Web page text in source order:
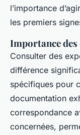
l’importance
les premiers
Importance
Consulter des
différence
spécifiques pour
documentation
correspondance
concernées,